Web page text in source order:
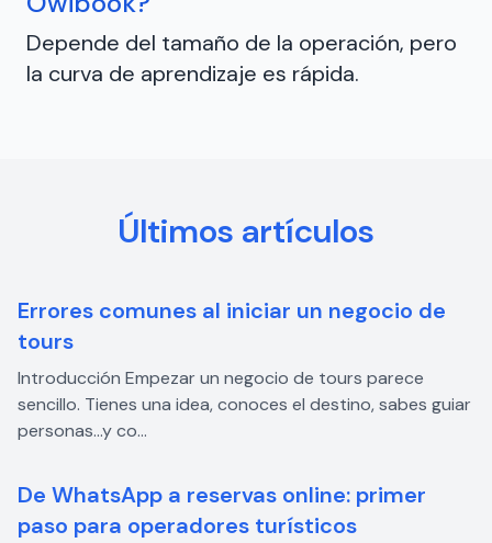
Depende del tamaño de la operación, pero
la curva de aprendizaje es rápida.
Últimos artículos
Errores comunes al iniciar un negocio de
tours
Introducción Empezar un negocio de tours parece
sencillo. Tienes una idea, conoces el destino, sabes guiar
personas…y co...
De WhatsApp a reservas online: primer
paso para operadores turísticos